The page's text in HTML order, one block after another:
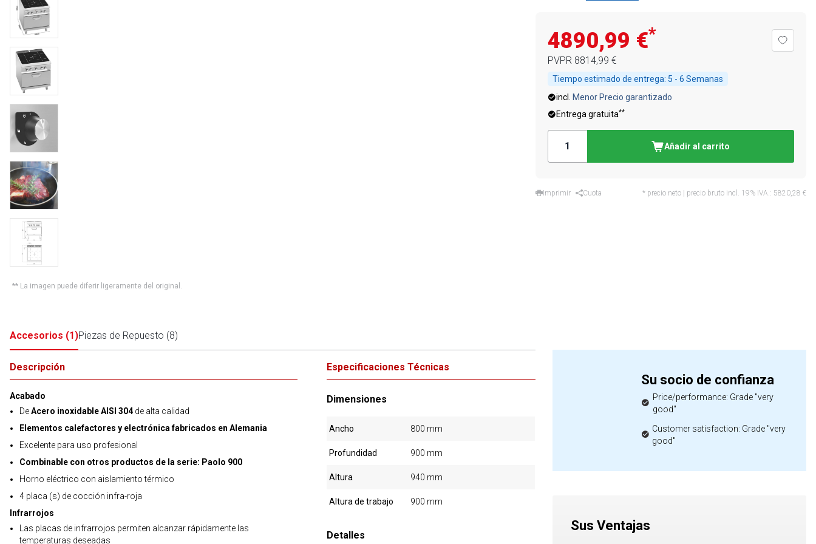
** La imagen puede diferir ligeramente del original.
4890,99 €*
PVPR 8814,99 €
Tiempo estimado de entrega: 5 - 6 Semanas
incl.
Menor Precio garantizado
Entrega gratuita**
Añadir al carrito
Imprimir Cuota * precio neto | precio bruto incl. 19% IVA.: 5820,28 €
Accesorios (1)Piezas de Repuesto (8)
Descripción
Acabado
DeAcero inoxidable AISI 304de alta calidad
Elementos calefactores y electrónica fabricados en Alemania
Excelente para uso profesional
Combinable con otros productos de la serie: Paolo 900
Horno eléctrico con aislamiento térmico
4 placa (s) de cocción infra-roja
Infrarrojos
Las placas de infrarrojos permiten alcanzar rápidamente las
temperaturas deseadas
Especificaciones Técnicas
Dimensiones
Ancho 800 mm
Profundidad 900 mm
Altura 940 mm
Altura de trabajo 900 mm
Detalles
Su socio de confianza
Price/performance: Grade "very
good"
Customer satisfaction: Grade "very
good"
Sus Ventajas